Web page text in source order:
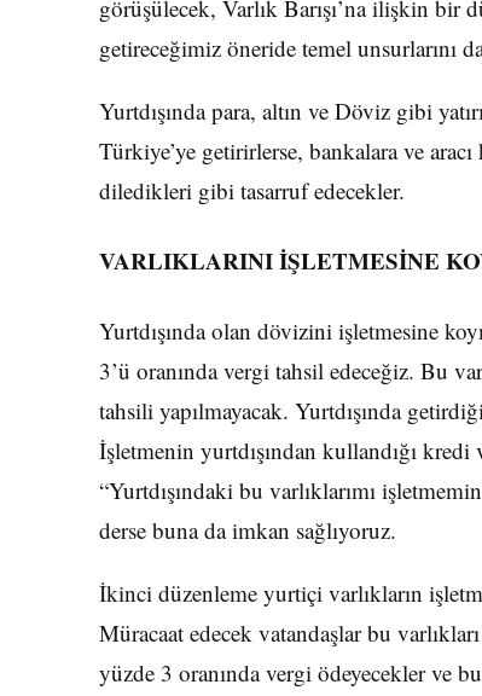
görüşülecek, Varlık Barışı’na ilişkin bir
getireceğimiz öneride temel unsurlarını
Yurtdışında para, altın ve Döviz gibi
Türkiye’ye getirirlerse, bankalara ve
diledikleri gibi tasarruf edecekler.
VARLIKLARINI İŞLETMESİNE
Yurtdışında olan dövizini işletmesine
3’ü oranında vergi tahsil edeceğiz. Bu
tahsili yapılmayacak. Yurtdışında
İşletmenin yurtdışından kullandığı kredi
“Yurtdışındaki bu varlıklarımı
derse buna da imkan sağlıyoruz.
İkinci düzenleme yurtiçi varlıkların
Müracaat edecek vatandaşlar bu
yüzde 3 oranında vergi ödeyecekler ve